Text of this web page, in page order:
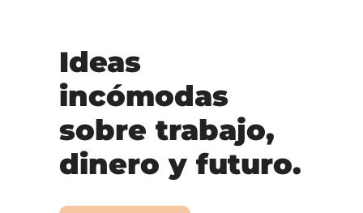
Ideas
incómodas
sobre trabajo,
dinero y futuro.